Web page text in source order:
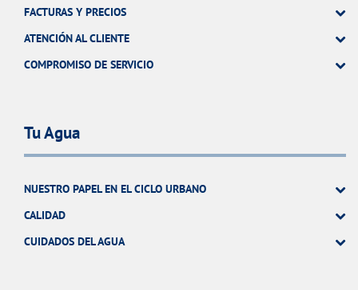
FACTURAS Y PRECIOS
ATENCIÓN AL CLIENTE
COMPROMISO DE SERVICIO
Tu Agua
NUESTRO PAPEL EN EL CICLO URBANO
CALIDAD
CUIDADOS DEL AGUA